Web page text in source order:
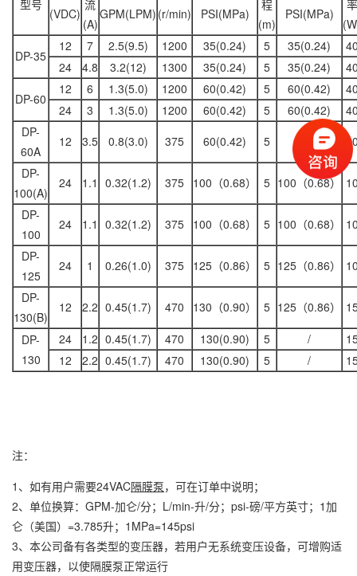
型号
(VDC)
流
(A)
GPM(LPM) (r/min)
PSI(MPa)
程
(m)
PSI(MPa)
率
DP-35
12 7 2.5(9.5) 1200 35(0.24) 5 35(0.24)
24
4.8 3.2(12) 1300 35(0.24) 5 35(0.24)
DP-60
12 6 1.3(5.0) 1200 60(0.42) 5 60(0.42)
24
3 1.3(5.0) 1200 60(0.42) 5 60(0.42)
DP-
60A
12 3.5 0.8(3.0) 375 60(0.42) 5
DP-
100(A)
24 1.1 0.32(1.2) 375 100（0.68） 5 100（0.68）
DP-
100
24 1.1 0.32(1.2) 375 100（0.68） 5 100（0.68）
DP-
125
24 1 0.26(1.0) 375 125（0.86） 5 125（0.86）
DP-
130(B)
12 2.2 0.45(1.7) 470 130（0.90） 5 125（0.86）
DP-
130
24 1.2 0.45(1.7) 470 130(0.90) 5 /
12
2.2 0.45(1.7) 470 130(0.90) 5 /
注：
1、如有用户需要24VAC隔膜泵，可在订单中说明；
2、单位换算：GPM-加仑/分；L/min-升/分；psi-磅/平方英寸；1加
仑（美国）=3.785升；1MPa=145psi
3、本公司备有各类型的变压器，若用户无系统变压设备，可增购适
用变压器，以使隔膜泵正常运行